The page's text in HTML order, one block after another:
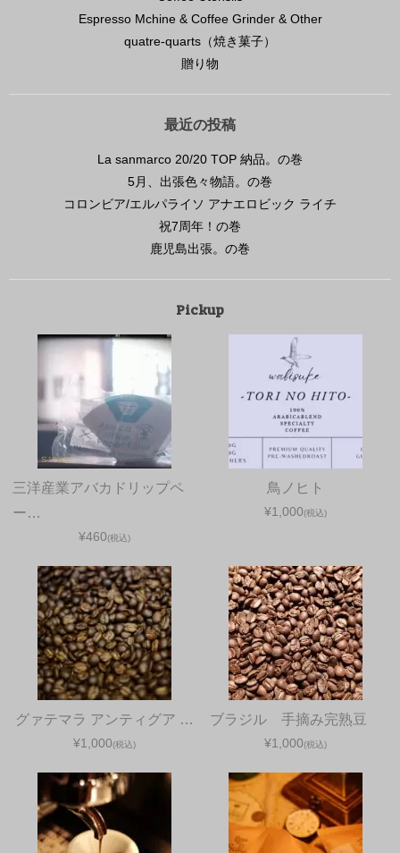
Espresso Mchine & Coffee Grinder & Other
quatre-quarts（焼き菓子）
贈り物
最近の投稿
La sanmarco 20/20 TOP 納品。の巻
5月、出張色々物語。の巻
コロンビア/エルパライソ アナエロビック ライチ
祝7周年！の巻
鹿児島出張。の巻
Pickup
三洋産業アバカドリップペ
ー…
¥460(税込)
鳥ノヒト
¥1,000(税込)
グァテマラ アンティグア …
¥1,000(税込)
ブラジル 手摘み完熟豆
¥1,000(税込)